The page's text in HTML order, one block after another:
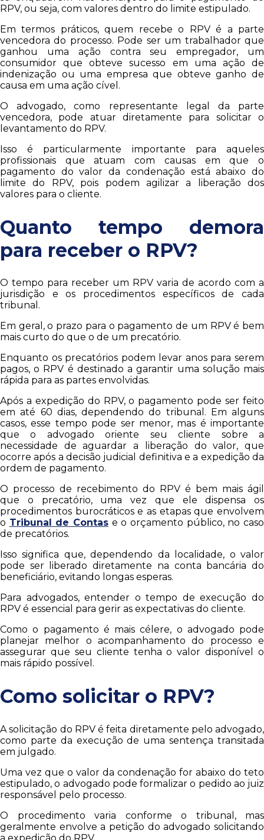
RPV, ou seja, com valores dentro do limite estipulado.
Em termos práticos, quem recebe o RPV é a parte
vencedora do processo. Pode ser um trabalhador que
ganhou uma ação contra seu empregador, um
consumidor que obteve sucesso em uma ação de
indenização ou uma empresa que obteve ganho de
causa em uma ação cível.
O advogado, como representante legal da parte
vencedora, pode atuar diretamente para solicitar o
levantamento do RPV.
Isso é particularmente importante para aqueles
profissionais que atuam com causas em que o
pagamento do valor da condenação está abaixo do
limite do RPV, pois podem agilizar a liberação dos
valores para o cliente.
Quanto tempo demora
para receber o RPV?
O tempo para receber um RPV varia de acordo com a
jurisdição e os procedimentos específicos de cada
tribunal.
Em geral, o prazo para o pagamento de um RPV é bem
mais curto do que o de um precatório.
Enquanto os precatórios podem levar anos para serem
pagos, o RPV é destinado a garantir uma solução mais
rápida para as partes envolvidas.
Após a expedição do RPV, o pagamento pode ser feito
em até 60 dias, dependendo do tribunal. Em alguns
casos, esse tempo pode ser menor, mas é importante
que o advogado oriente seu cliente sobre a
necessidade de aguardar a liberação do valor, que
ocorre após a decisão judicial definitiva e a expedição da
ordem de pagamento.
O processo de recebimento do RPV é bem mais ágil
que o precatório, uma vez que ele dispensa os
procedimentos burocráticos e as etapas que envolvem
o Tribunal de Contas e o orçamento público, no caso
de precatórios.
Isso significa que, dependendo da localidade, o valor
pode ser liberado diretamente na conta bancária do
beneficiário, evitando longas esperas.
Para advogados, entender o tempo de execução do
RPV é essencial para gerir as expectativas do cliente.
Como o pagamento é mais célere, o advogado pode
planejar melhor o acompanhamento do processo e
assegurar que seu cliente tenha o valor disponível o
mais rápido possível.
Como solicitar o RPV?
A solicitação do RPV é feita diretamente pelo advogado,
como parte da execução de uma sentença transitada
em julgado.
Uma vez que o valor da condenação for abaixo do teto
estipulado, o advogado pode formalizar o pedido ao juiz
responsável pelo processo.
O procedimento varia conforme o tribunal, mas
geralmente envolve a petição do advogado solicitando
a expedição do RPV.